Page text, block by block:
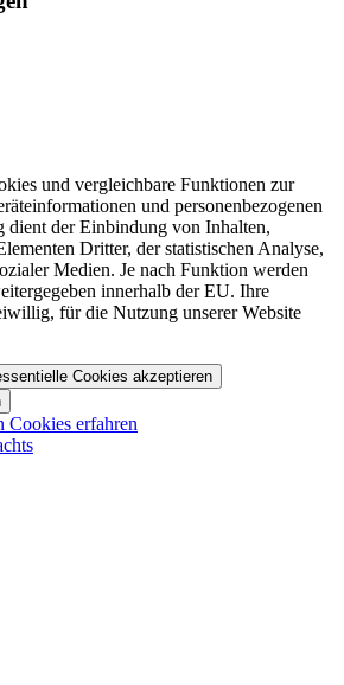
und vergleichbare Funktionen zur
und personenbezogenen
dient der Einbindung von Inhalten,
Dritter, der statistischen Analyse,
Medien. Je nach Funktion werden
innerhalb der EU. Ihre
für die Nutzung unserer Website
Cookies akzeptieren
Cookies erfahren